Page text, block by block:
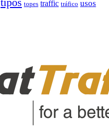
topes traffic tráfico usos